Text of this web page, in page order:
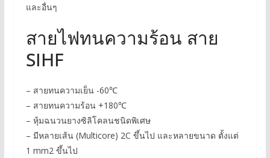
และอื่นๆ
สายไฟทนความร้อน สาย
SIHF
– สายทนความเย็น -60℃
– สายทนความร้อน +180℃
– หุ้มฉนวนยางซิลิโคลนชนิดพิเศษ
– มีหลายเส้น (Multicore) 2C ขึ้นไป และหลายขนาด ตั้งแต่
1 mm2 ขึ้นไป